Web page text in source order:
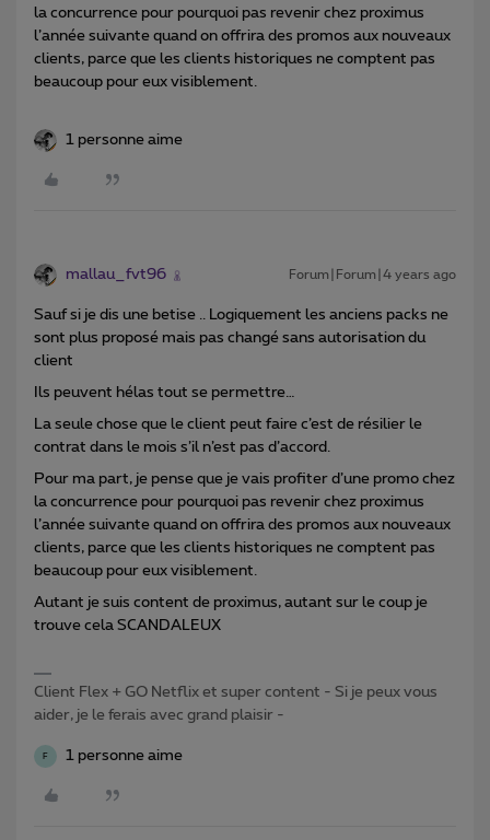
la concurrence pour pourquoi pas revenir chez proximus
l’année suivante quand on offrira des promos aux nouveaux
clients, parce que les clients historiques ne comptent pas
beaucoup pour eux visiblement.
1 personne aime
mallau_fvt96 Forum|Forum|4 years ago
Sauf si je dis une betise .. Logiquement les anciens packs ne
sont plus proposé mais pas changé sans autorisation du
client
Ils peuvent hélas tout se permettre…
La seule chose que le client peut faire c’est de résilier le
contrat dans le mois s’il n’est pas d’accord.
Pour ma part, je pense que je vais profiter d’une promo chez
la concurrence pour pourquoi pas revenir chez proximus
l’année suivante quand on offrira des promos aux nouveaux
clients, parce que les clients historiques ne comptent pas
beaucoup pour eux visiblement.
Autant je suis content de proximus, autant sur le coup je
trouve cela SCANDALEUX
Client Flex + GO Netflix et super content - Si je peux vous
aider, je le ferais avec grand plaisir -
F 1 personne aime